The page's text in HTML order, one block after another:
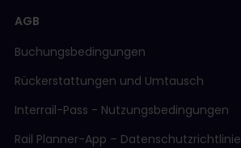
AGB
Buchungsbedingungen
Rückerstattungen und Umtausch
Interrail-Pass - Nutzungsbedingungen
Rail Planner-App – Datenschutzrichtlinie